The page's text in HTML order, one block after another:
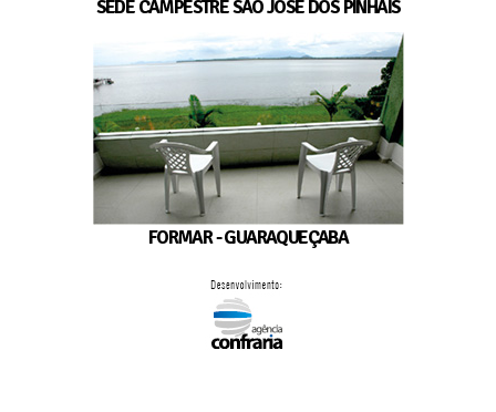
SEDE CAMPESTRE SÃO JOSÉ DOS PINHAIS
FORMAR - GUARAQUEÇABA